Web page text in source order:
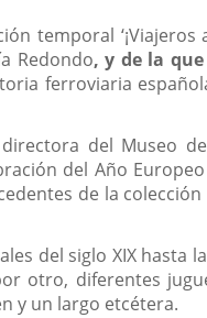
temporal ‘¡Viajeros
Redondo, y de la
ferroviaria
del Museo
del Año
de la
del siglo XIX hasta
otro, diferentes
y un largo etcétera.